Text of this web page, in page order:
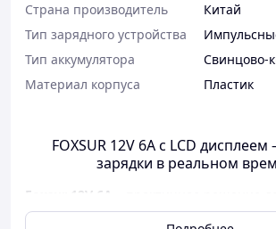
Страна производитель
Китай
Тип зарядного устройства
Тип аккумулятора
Свинцово-
Материал корпуса
Пластик
FOXSUR 12V 6A с LCD дисплеем
зарядки в реальном
Foxsur 12V 6A
– практичное решение
аккумуляторов с полным контролем